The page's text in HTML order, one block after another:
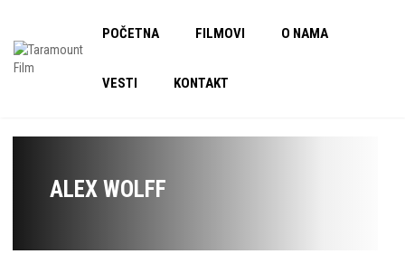
POČETNA FILMOVI O NAMA
VESTI KONTAKT
ALEX WOLFF